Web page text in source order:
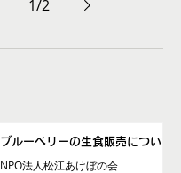
1/2
ブルーベリーの生食販売について
NPO法人松江あけぼの会